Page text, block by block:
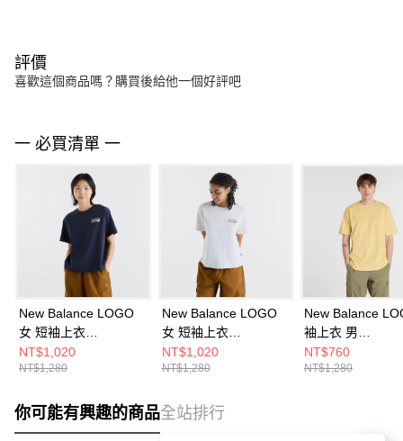
評價
喜歡這個商品嗎？購買後給他一個好評吧
一 必買清單 一
New Balance LOGO
女 短袖上衣
WT62B7V2DNT-F
NT$1,020
NT$1,280
New Balance LOGO
女 短袖上衣
WT62B7V2AHH-F
NT$1,020
NT$1,280
New Balance
袖上衣 男
MT41533HAY-F
NT$760
NT$1,280
你可能有興趣的商品全站排行